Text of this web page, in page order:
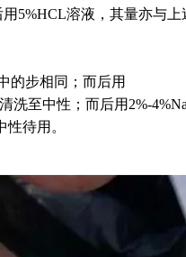
5%HCL溶液，其量亦与
的步相同；而后用
洗至中性；而后用2%-
待用。